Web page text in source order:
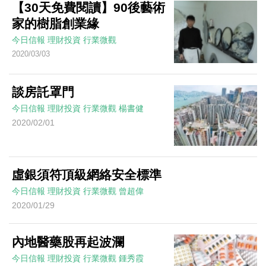
【30天免費閱讀】90後藝術
家的樹脂創業緣
今日信報 理財投資 行業微觀
2020/03/03
談房託罩門
今日信報 理財投資 行業微觀 楊書健
2020/02/01
虛銀須符頂級網絡安全標準
今日信報 理財投資 行業微觀 曾超偉
2020/01/29
內地醫藥股再起波瀾
今日信報 理財投資 行業微觀 鍾秀霞